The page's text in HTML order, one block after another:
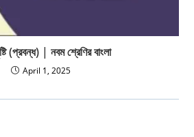
(প্রবন্ধ) | নবম শ্রেণির বাংলা
April 1, 2025